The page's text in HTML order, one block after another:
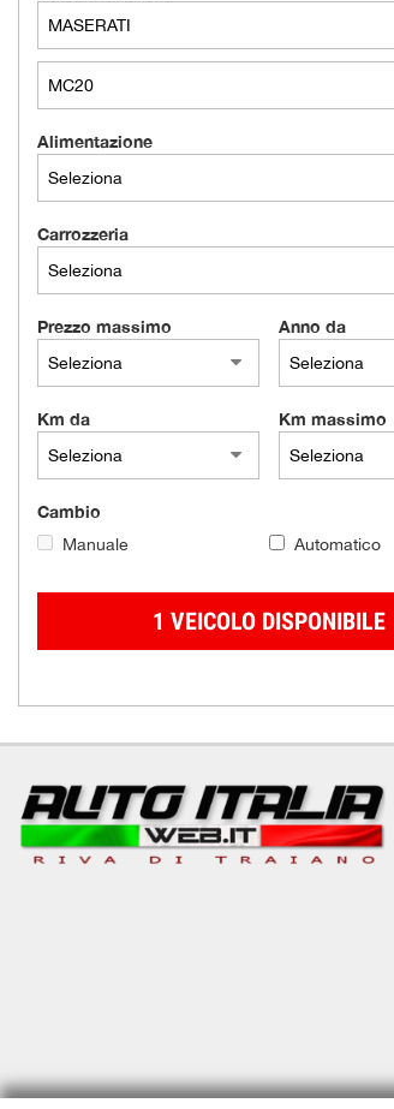
Alimentazione
Carrozzeria
Prezzo massimo Anno da
Km da Km massimo
Cambio
Manuale Automatico
1 VEICOLO DISPONIBILE